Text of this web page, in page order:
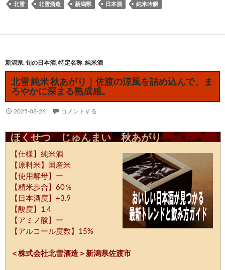
北雪 北雪酒造 新潟県 日本酒 純米吟醸
新潟県,旬の日本酒,特定名称,純米酒
北雪 純米 秋あがり｜佐渡の涼風を詰め込んで、ま
ろやかに深まる熟成感。
2025-08-26 コメントする
ほくせつ じゅんまい 秋あがり
【仕様】純米酒
【原料米】国産米
【使用酵母】ー
【精米歩合】60％
【日本酒度】+3.9
【酸度】1.4
【アミノ酸】ー
【アルコール度数】15%
＜株式会社北雪酒造＞新潟県佐渡市